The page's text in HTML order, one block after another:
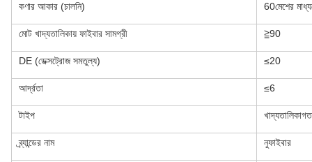
কণার আকার (চালনি) 60মেশের
মোট খাদ্যতালিকায় ফাইবার সামগ্রী ≧90
DE (ডেক্সট্রোজ সমতুল্য) ≤20
আর্দ্রতা ≤6
টাইপ
ব্র্যান্ডের নাম নুফাইবার